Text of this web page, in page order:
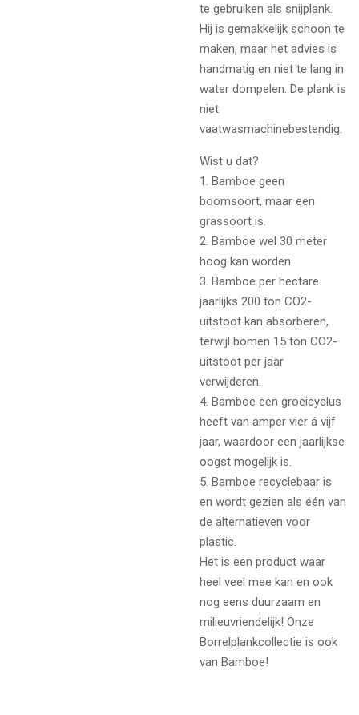
te gebruiken als snijplank.
Hij is gemakkelijk schoon te
maken, maar het advies is
handmatig en niet te lang in
water dompelen. De plank is
niet
vaatwasmachinebestendig.
Wist u dat?
1. Bamboe geen
boomsoort, maar een
grassoort is.
2. Bamboe wel 30 meter
hoog kan worden.
3. Bamboe per hectare
jaarlijks 200 ton CO2-
uitstoot kan absorberen,
terwijl bomen 15 ton CO2-
uitstoot per jaar
verwijderen.
4. Bamboe een groeicyclus
heeft van amper vier á vijf
jaar, waardoor een jaarlijkse
oogst mogelijk is.
5. Bamboe recyclebaar is
en wordt gezien als één van
de alternatieven voor
plastic.
Het is een product waar
heel veel mee kan en ook
nog eens duurzaam en
milieuvriendelijk! Onze
Borrelplankcollectie is ook
van Bamboe!